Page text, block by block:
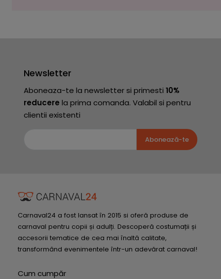
Newsletter
Aboneaza-te la newsletter si primesti 10%
reducere la prima comanda. Valabil si pentru
clientii existenti
Abonează-te
Carnaval24 a fost lansat în 2015 si oferă produse de
carnaval pentru copii și adulți. Descoperă costumații și
accesorii tematice de cea mai înaltă calitate,
transformând evenimentele într-un adevărat carnaval!
Cum cumpăr